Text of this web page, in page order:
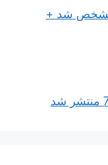
مشخص شد +